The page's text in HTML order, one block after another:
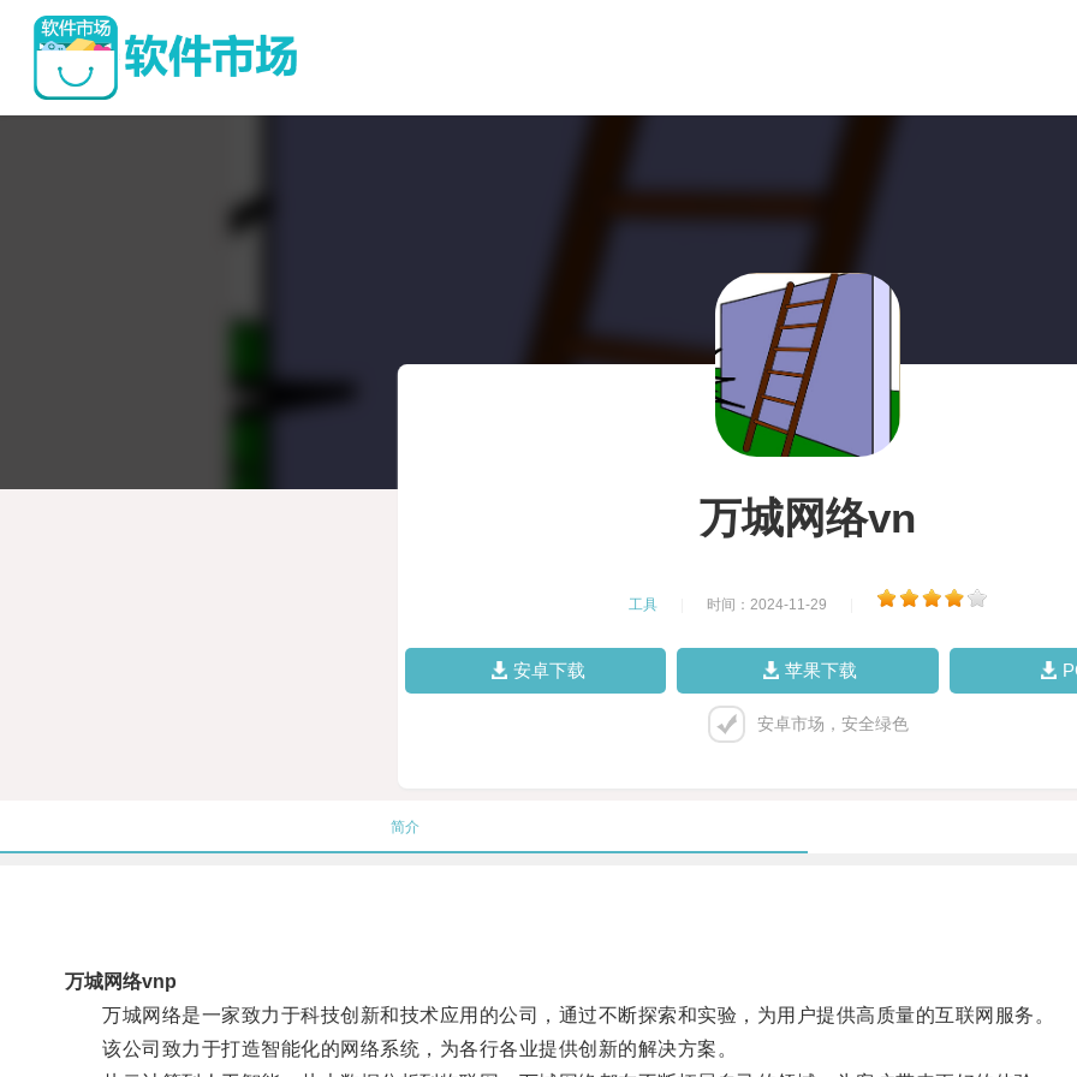
万城网络vn
工具 时间：2024-11-29
安卓下载 苹果下载
安卓市场，安全绿色
简介
万城网络vnp
万城网络是一家致力于科技创新和技术应用的公司，通过不断探索和实验，为用户提供高质量的互联网服务。
该公司致力于打造智能化的网络系统，为各行各业提供创新的解决方案。